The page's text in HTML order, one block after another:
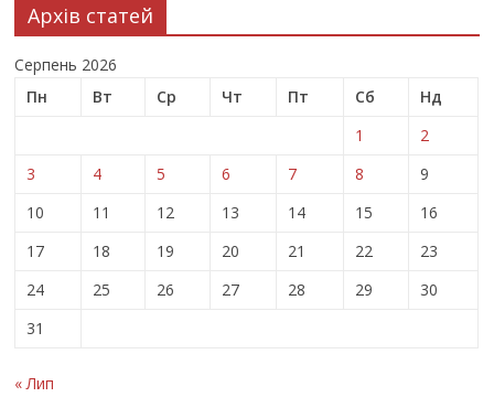
Архів статей
Серпень 2026
Пн
Вт Ср Чт Пт Сб
Нд
1
2
3
4 5 6 7 8
9
10
11 12 13 14 15
16
17
18 19 20 21 22
23
24
25 26 27 28 29
30
31
« Лип